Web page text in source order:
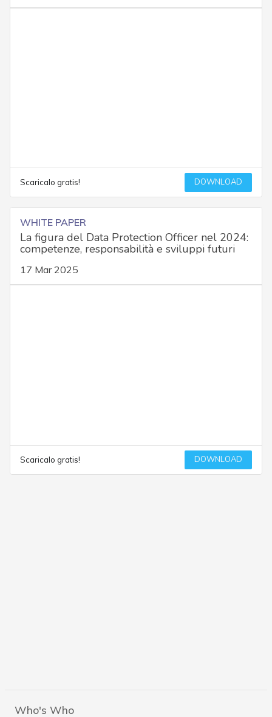
Scaricalo gratis! DOWNLOAD
WHITE PAPER
La figura del Data Protection Officer nel 2024:
competenze, responsabilità e sviluppi futuri
17 Mar 2025
Scaricalo gratis! DOWNLOAD
Who's Who